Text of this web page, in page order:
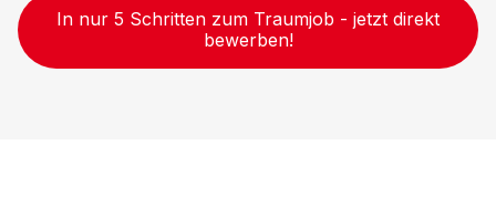
In nur 5 Schritten zum Traumjob - jetzt direkt
bewerben!